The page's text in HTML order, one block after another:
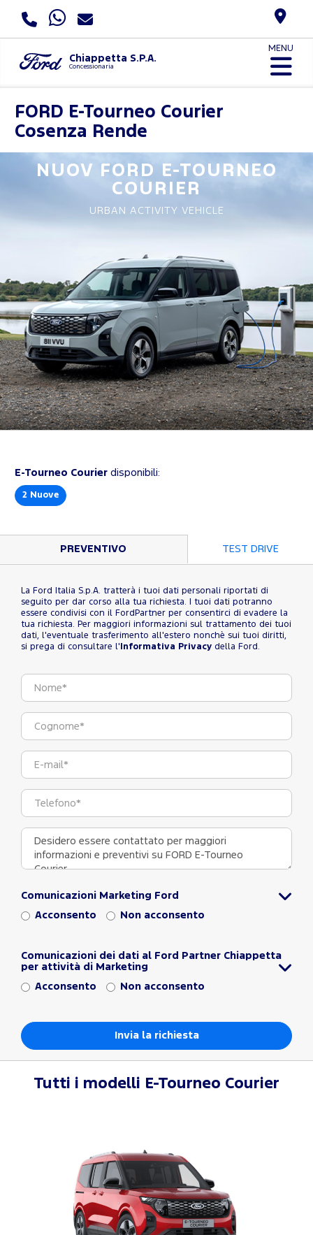
Chiappetta S.P.A.
Concessionaria
MENU
FORD E-Tourneo Courier
Cosenza Rende
NUOV FORD
E-TOURNEO
COURIER
URBAN ACTIVITY VEHICLE
E-Tourneo Courier disponibili:
2 Nuove
PREVENTIVO TEST DRIVE
La Ford Italia S.p.A. tratterà i tuoi dati personali riportati di
seguito per dar corso alla tua richiesta. I tuoi dati potranno
essere condivisi con il FordPartner per consentirci di evadere la
tua richiesta. Per maggiori informazioni sul trattamento dei tuoi
dati, l'eventuale trasferimento all'estero nonchè sui tuoi diritti,
si prega di consultare l' Informativa Privacy della Ford.
Comunicazioni Marketing Ford
Acconsento Non acconsento
Comunicazioni dei dati al Ford Partner Chiappetta
per attività di Marketing
Acconsento Non acconsento
Tutti i modelli E-Tourneo Courier